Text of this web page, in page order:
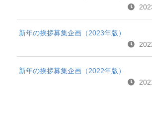
新年の挨拶募集企画（2023年版）
新年の挨拶募集企画（2022年版）